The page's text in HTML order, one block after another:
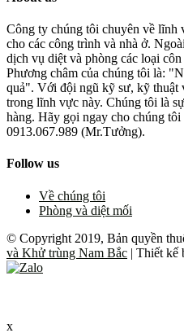
Công ty chúng tôi chuyên về lĩnh
cho các công trình và nhà ở.
dịch vụ diệt và phòng các loại
Phương châm của chúng tôi là:
quả". Với đội ngũ kỹ sư, kỹ thuật
trong lĩnh vực này. Chúng tôi là
hàng. Hãy gọi ngay cho chúng
0913.067.989 (Mr.Tưởng).
Follow us
Về chúng tôi
Phòng và diệt mối
© Copyright 2019, Bản quyền
và Khử trùng Nam Bắc | Thiết kế
x